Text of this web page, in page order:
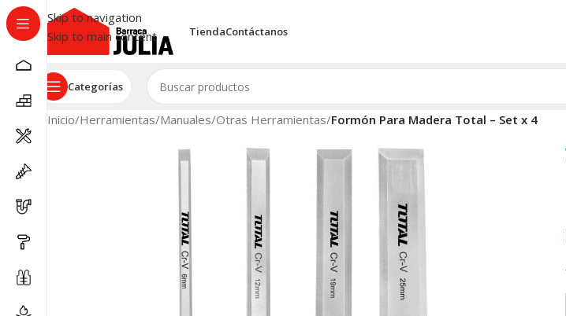
Skip to navigation
Skip to main content
TiendaContáctanos
Categorías
Inicio/Herramientas/Manuales/Otras Herramientas/Formón Para Madera Total – Set x 4